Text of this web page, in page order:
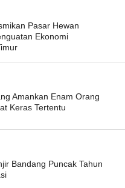
Pasar Hewan
Ekonomi
Amankan Enam Orang
Keras Tertentu
Bandang Puncak Tahun